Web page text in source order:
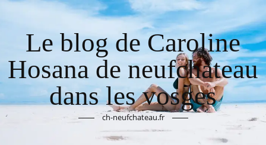
Le blog de Caroline
Hosana de neufchateau
dans les vosges
ch-neufchateau.fr